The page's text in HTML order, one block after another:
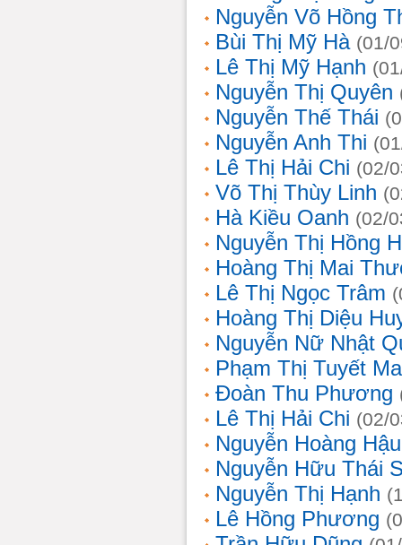
Nguyễn Võ Hồng
Bùi Thị Mỹ Hà (01/
Lê Thị Mỹ Hạnh
Nguyễn Thị Quyên
Nguyễn Thế Thái
Nguyễn Anh Thi
Lê Thị Hải Chi (02/
Võ Thị Thùy Linh
Hà Kiều Oanh (02/
Nguyễn Thị Hồng
Hoàng Thị Mai
Lê Thị Ngọc Trâm
Hoàng Thị Diệu
Nguyễn Nữ Nhật
Phạm Thị Tuyết
Đoàn Thu Phương
Lê Thị Hải Chi (02/
Nguyễn Hoàng Hậu
Nguyễn Hữu Thái
Nguyễn Thị Hạnh
Lê Hồng Phương